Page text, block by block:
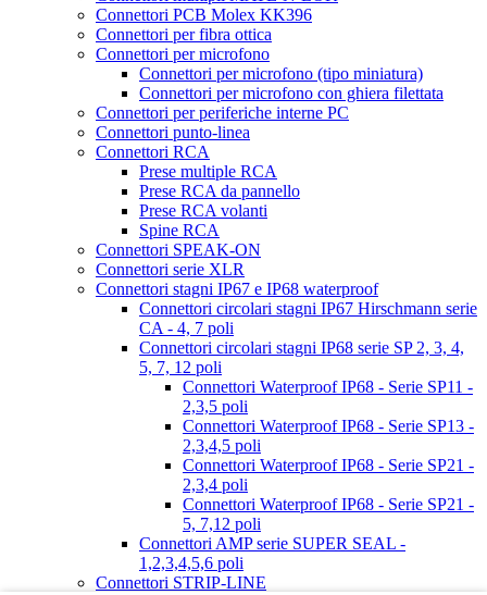
Connettori PCB Molex KK396
Connettori per fibra ottica
Connettori per microfono
Connettori per microfono (tipo miniatura)
Connettori per microfono con ghiera filettata
Connettori per periferiche interne PC
Connettori punto-linea
Connettori RCA
Prese multiple RCA
Prese RCA da pannello
Prese RCA volanti
Spine RCA
Connettori SPEAK-ON
Connettori serie XLR
Connettori stagni IP67 e IP68 waterproof
Connettori circolari stagni IP67 Hirschmann serie
CA - 4, 7 poli
Connettori circolari stagni IP68 serie SP 2, 3, 4,
5, 7, 12 poli
Connettori Waterproof IP68 - Serie SP11 -
2,3,5 poli
Connettori Waterproof IP68 - Serie SP13 -
2,3,4,5 poli
Connettori Waterproof IP68 - Serie SP21 -
2,3,4 poli
Connettori Waterproof IP68 - Serie SP21 -
5, 7,12 poli
Connettori AMP serie SUPER SEAL -
1,2,3,4,5,6 poli
Connettori STRIP-LINE